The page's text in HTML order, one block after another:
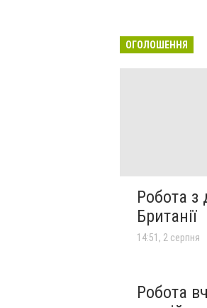
ОГОЛОШЕННЯ
Робота з
Британії
14:51, 2 серпня
Робота